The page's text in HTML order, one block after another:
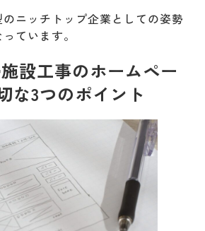
ニッチトップ企業としての姿勢
ています。
設工事のホームペー
な3つのポイント